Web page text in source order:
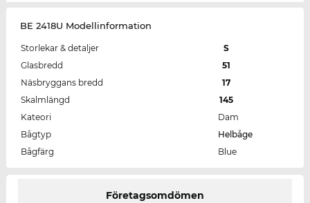
BE 2418U Modellinformation
Storlekar & detaljer
S
Glasbredd
51
Näsbryggans bredd
17
Skalmlängd
145
Kateori
Dam
Bågtyp
Helbåge
Bågfärg
Blue
Företagsomdömen